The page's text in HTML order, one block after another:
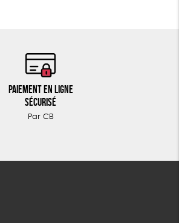
Paiement en ligne
sécurisé
Par CB